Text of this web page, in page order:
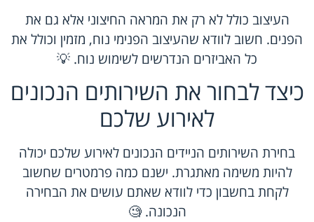
העיצוב כולל לא רק את המראה החיצוני אלא גם את
הפנים. חשוב לוודא שהעיצוב הפנימי נוח, מזמין וכולל את
כל האביזרים הנדרשים לשימוש נוח. 💡
כיצד לבחור את השירותים הנכונים
לאירוע שלכם
בחירת השירותים הניידים הנכונים לאירוע שלכם יכולה
להיות משימה מאתגרת. ישנם כמה פרמטרים שחשוב
לקחת בחשבון כדי לוודא שאתם עושים את הבחירה
הנכונה. 🧐